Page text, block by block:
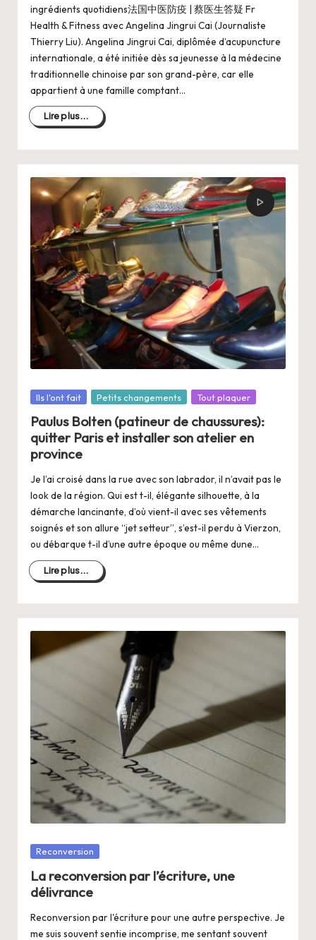
ingrédients quotidiens法国中医防疫 | 蔡医生答疑 Fr
Health & Fitness avec Angelina Jingrui Cai (Journaliste
Thierry Liu). Angelina Jingrui Cai, diplômée d’acupuncture
internationale, a été initiée dès sa jeunesse à la médecine
traditionnelle chinoise par son grand-père, car elle
appartient à une famille comptant…
Lire plus...
Posté
Ils l'ont fait Petits changements Tout plaquer
Paulus Bolten (patineur de chaussures):
quitter Paris et installer son atelier en
province
Je l’ai croisé dans la rue avec son labrador, il n’avait pas le
look de la région. Qui est t-il, élégante silhouette, à la
démarche lancinante, d’où vient-il avec ses vêtements
soignés et son allure “jet setteur”, s’est-il perdu à Vierzon,
ou débarque t-il d’une autre époque ou même dune…
Lire plus...
Posté
Reconversion
La reconversion par l’écriture, une
délivrance
Reconversion par l'écriture pour une autre perspective. Je
me suis souvent sentie incomprise, me sentant souvent